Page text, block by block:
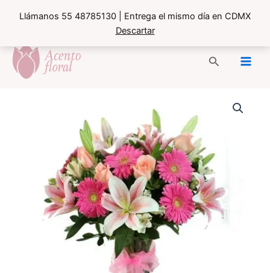
Llámanos 55 48785130 | Entrega el mismo día en CDMX
Descartar
contenido
Buscar